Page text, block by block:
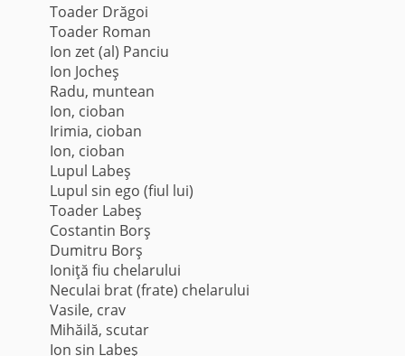
Toader Drăgoi
Toader Roman
Ion zet (al) Panciu
Ion Jocheş
Radu, muntean
Ion, cioban
Irimia, cioban
Ion, cioban
Lupul Labeş
Lupul sin ego (fiul lui)
Toader Labeş
Costantin Borş
Dumitru Borş
Ioniţă fiu chelarului
Neculai brat (frate) chelarului
Vasile, crav
Mihăilă, scutar
Ion sin Labeş